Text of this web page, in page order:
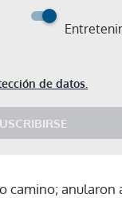
de datos.
anularon